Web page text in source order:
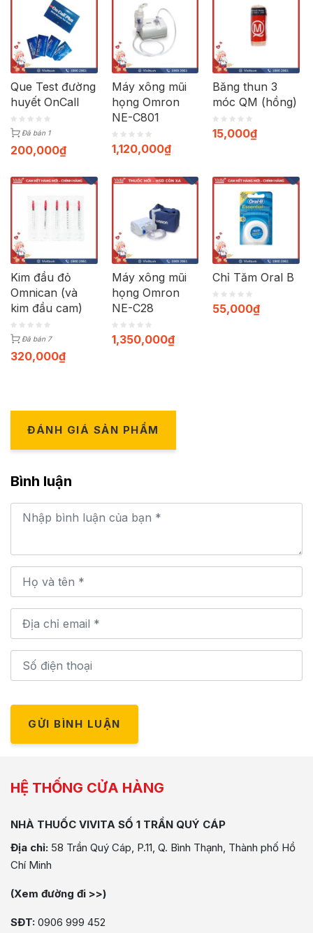
Que Test đường
huyết OnCall
Đã bán 1
200,000₫
Máy xông mũi
họng Omron
NE-C801
1,120,000₫
Băng thun 3
móc QM (hồng)
15,000₫
Kim đầu đỏ
Omnican (và
kim đầu cam)
Đã bán 7
320,000₫
Máy xông mũi
họng Omron
NE-C28
1,350,000₫
Chỉ Tăm Oral B
55,000₫
ĐÁNH GIÁ SẢN PHẨM
Bình luận
GỬI BÌNH LUẬN
HỆ THỐNG CỬA HÀNG
NHÀ THUỐC VIVITA SỐ 1 TRẦN QUÝ CÁP
Địa chỉ: 58 Trần Quý Cáp, P.11, Q. Bình Thạnh, Thành phố Hồ
Chí Minh
(Xem đường đi >>)
SĐT: 0906 999 452